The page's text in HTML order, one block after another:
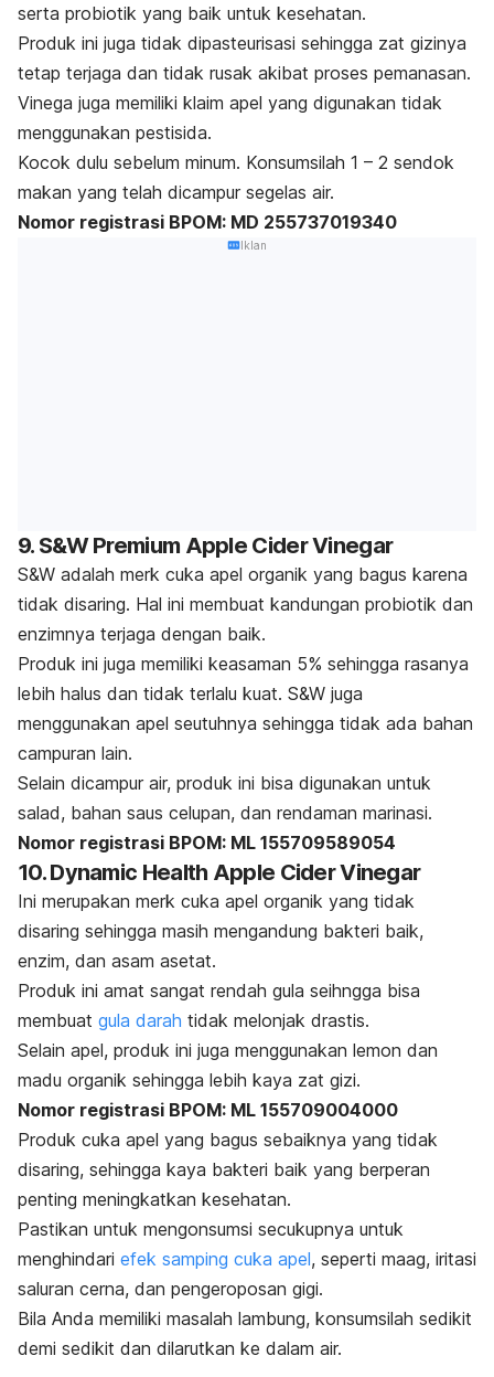
serta probiotik yang baik untuk kesehatan.
Produk ini juga tidak dipasteurisasi sehingga zat gizinya
tetap terjaga dan tidak rusak akibat proses pemanasan.
Vinega juga memiliki klaim apel yang digunakan tidak
menggunakan pestisida.
Kocok dulu sebelum minum. Konsumsilah 1 – 2 sendok
makan yang telah dicampur segelas air.
Nomor registrasi BPOM: MD 255737019340
Iklan
9. S&W Premium Apple Cider Vinegar
S&W adalah merk cuka apel organik yang bagus karena
tidak disaring. Hal ini membuat kandungan probiotik dan
enzimnya terjaga dengan baik.
Produk ini juga memiliki keasaman 5% sehingga rasanya
lebih halus dan tidak terlalu kuat. S&W juga
menggunakan apel seutuhnya sehingga tidak ada bahan
campuran lain.
Selain dicampur air, produk ini bisa digunakan untuk
salad, bahan saus celupan, dan rendaman marinasi.
Nomor registrasi BPOM: ML 155709589054
10. Dynamic Health Apple Cider Vinegar
Ini merupakan merk cuka apel organik yang tidak
disaring sehingga masih mengandung bakteri baik,
enzim, dan asam asetat.
Produk ini amat sangat rendah gula seihngga bisa
membuat gula darah tidak melonjak drastis.
Selain apel, produk ini juga menggunakan lemon dan
madu organik sehingga lebih kaya zat gizi.
Nomor registrasi BPOM: ML 155709004000
Produk cuka apel yang bagus sebaiknya yang tidak
disaring, sehingga kaya bakteri baik yang berperan
penting meningkatkan kesehatan.
Pastikan untuk mengonsumsi secukupnya untuk
menghindari efek samping cuka apel, seperti maag, iritasi
saluran cerna, dan pengeroposan gigi.
Bila Anda memiliki masalah lambung, konsumsilah sedikit
demi sedikit dan dilarutkan ke dalam air.